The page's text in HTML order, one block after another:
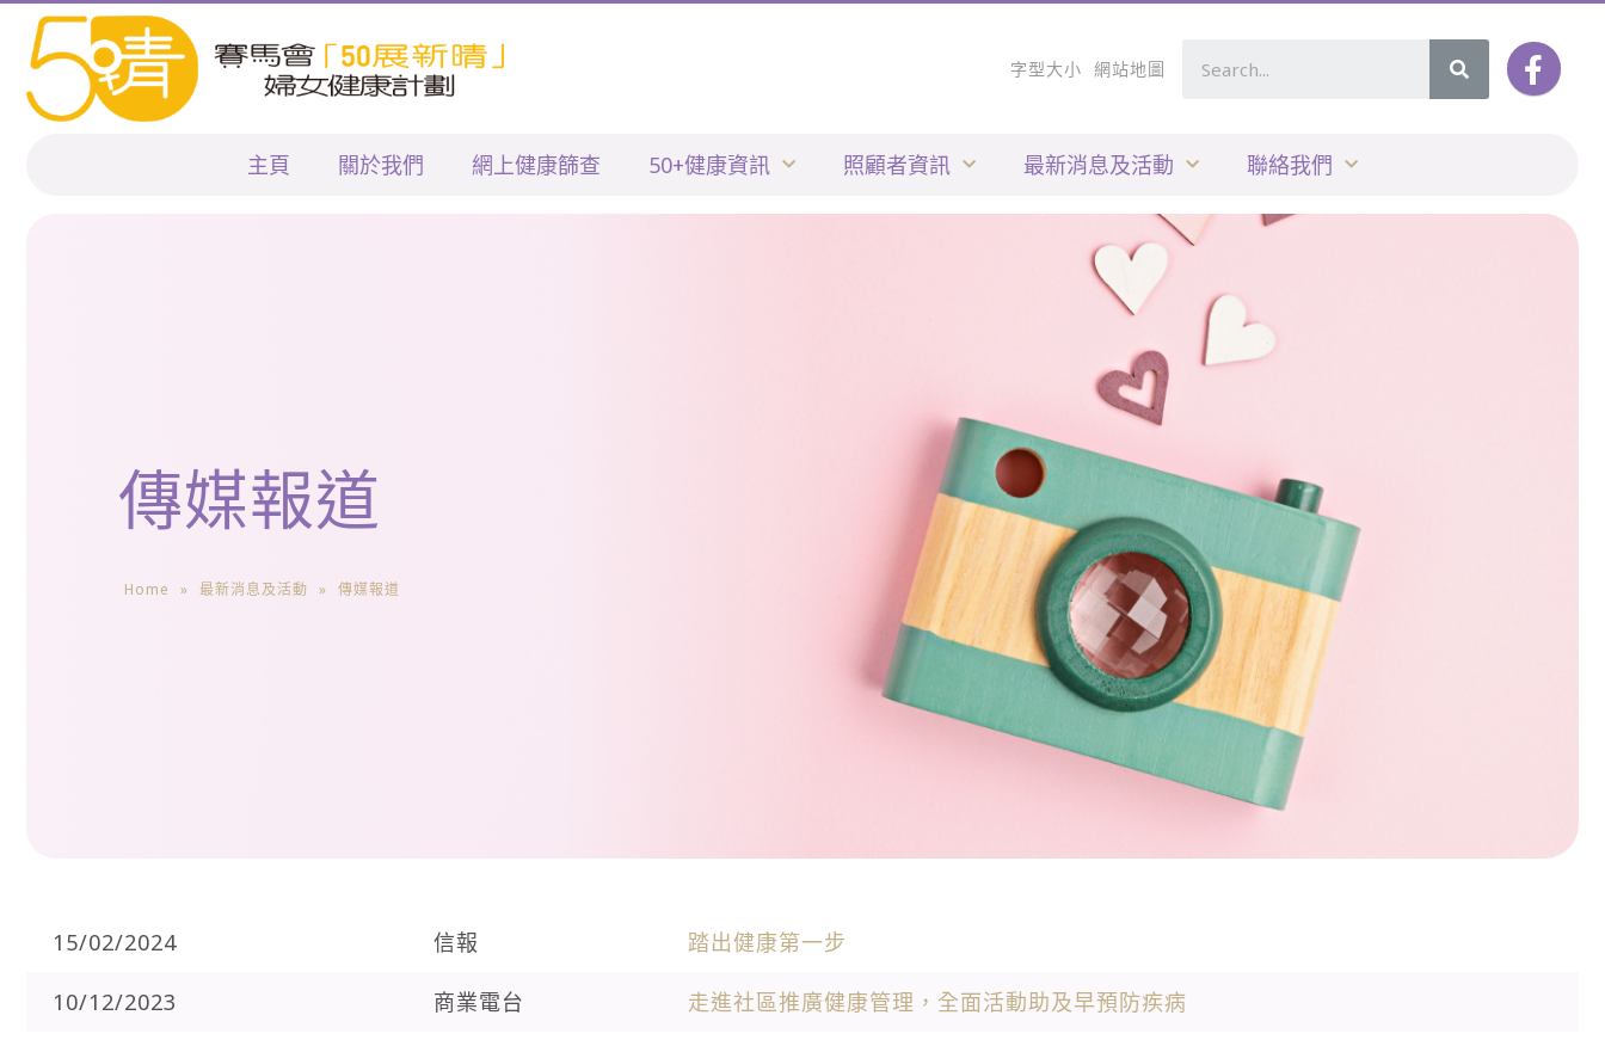
字型大小 網站地圖
主頁 關於我們 網上健康篩查 50+健康資訊 照顧者資訊 最新消息及活動 聯絡我們
傳媒報道
Home » 最新消息及活動 » 傳媒報道
15/02/2024 信報 踏出健康第一步
10/12/2023 商業電台 走進社區推廣健康管理，全面活動助及早預防疾病